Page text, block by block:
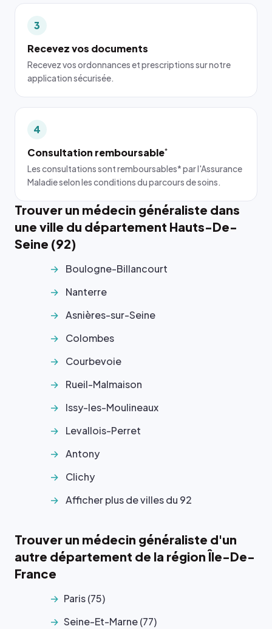
3
Recevez vos documents
Recevez vos ordonnances et prescriptions sur notre
application sécurisée.
4
Consultation remboursable*
Les consultations sont remboursables* par l'Assurance
Maladie selon les conditions du parcours de soins.
Trouver un médecin généraliste dans
une ville du département Hauts-De-
Seine (92)
Boulogne-Billancourt
Nanterre
Asnières-sur-Seine
Colombes
Courbevoie
Rueil-Malmaison
Issy-les-Moulineaux
Levallois-Perret
Antony
Clichy
Afficher plus de villes du 92
Trouver un médecin généraliste d'un
autre département de la région Île-De-
France
Paris (75)
Seine-Et-Marne (77)